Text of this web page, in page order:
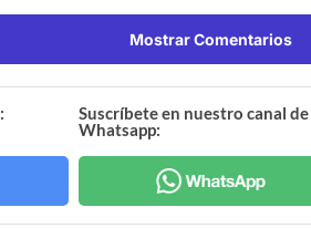
Mostrar Comentarios
Suscríbete en nuestro canal de
Whatsapp: